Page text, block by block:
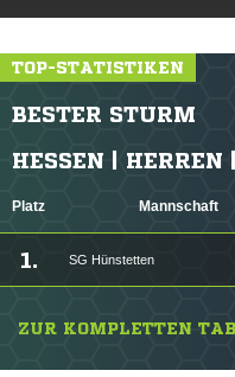
TOP-STATISTIKEN
BESTER STURM
HESSEN |
Platz Mannschaft
1. SG Hünstetten
ZUR KOMPLETTEN